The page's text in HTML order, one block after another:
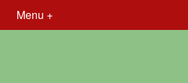
Menu +